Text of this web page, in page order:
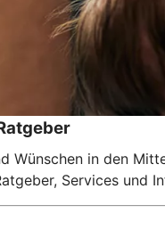
Wünschen in den
Services und